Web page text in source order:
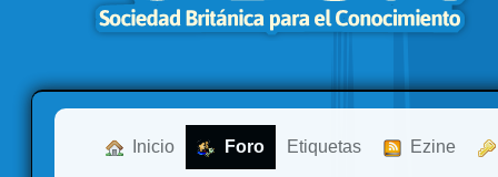
Inicio Foro Etiquetas Ezine